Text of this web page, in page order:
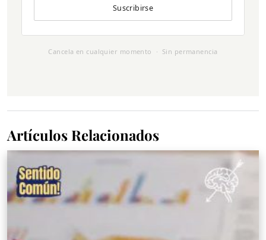
Suscribirse
Cancela en cualquier momento · Sin permanencia
Artículos Relacionados